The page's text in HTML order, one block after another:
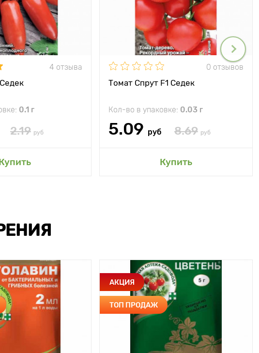
4 отзыва
0.1 г
2.19 руб
0 отзывов
Томат Спрут F1 Седек
Кол-во в упаковке: 0.03 г
5.09 руб 8.69 руб
Купить
АКЦИЯ
ТОП ПРОДАЖ